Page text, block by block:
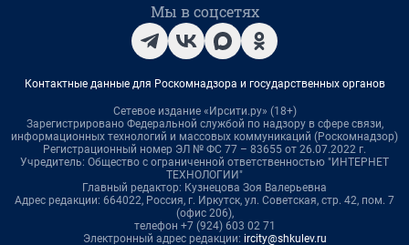
Мы в соцсетях
Контактные данные для Роскомнадзора и государственных органов
Сетевое издание «Ирсити.ру» (18+)
Зарегистрировано Федеральной службой по надзору в сфере связи,
информационных технологий и массовых коммуникаций (Роскомнадзор)
Регистрационный номер ЭЛ № ФС 77 – 83655 от 26.07.2022 г.
Учредитель: Общество с ограниченной ответственностью "ИНТЕРНЕТ
ТЕХНОЛОГИИ"
Главный редактор: Кузнецова Зоя Валерьевна
Адрес редакции: 664022, Россия, г. Иркутск, ул. Советская, стр. 42, пом. 7
(офис 206),
телефон +7 (924) 603 02 71
Электронный адрес редакции: ircity@shkulev.ru